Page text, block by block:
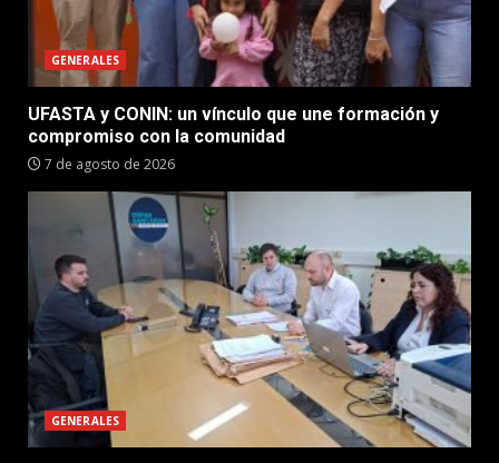
GENERALES
UFASTA y CONIN: un vínculo que une formación y
compromiso con la comunidad
7 de agosto de 2026
GENERALES